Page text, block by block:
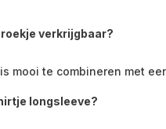
verkrijgbaar?
mooi te combineren met
longsleeve?